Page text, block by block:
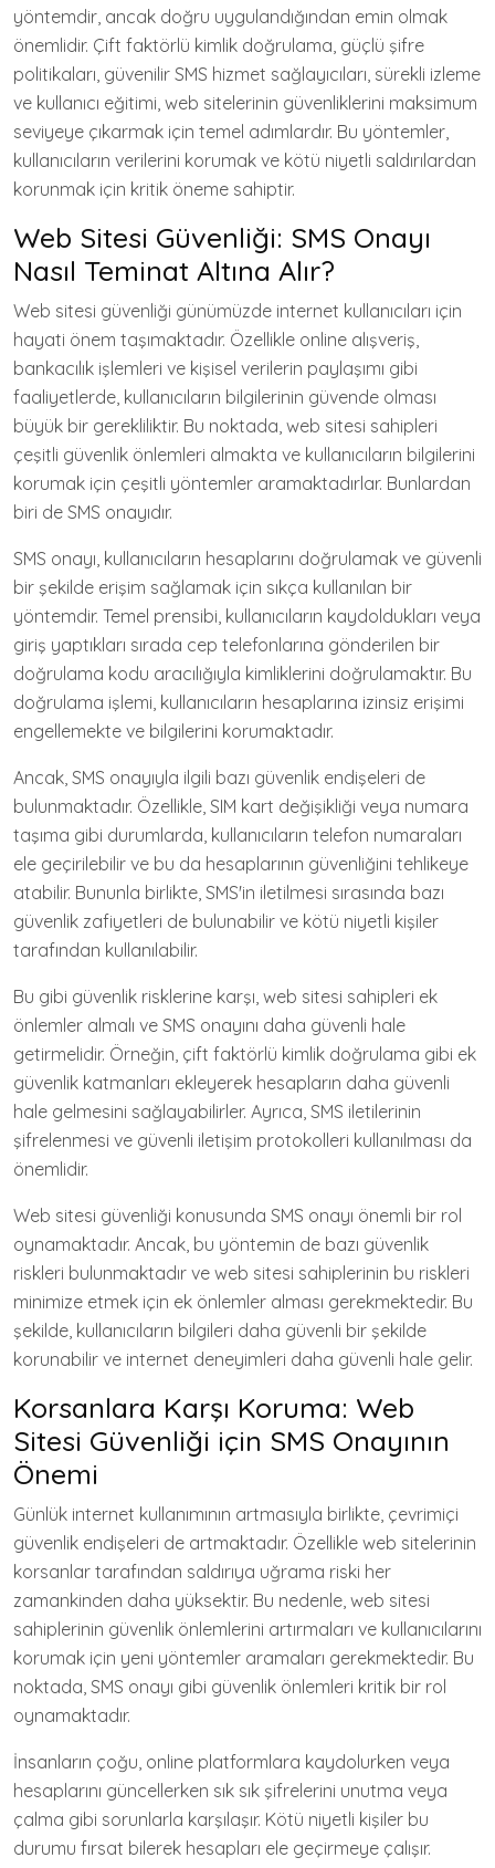
yöntemdir, ancak doğru uygulandığından emin olmak
önemlidir. Çift faktörlü kimlik doğrulama, güçlü şifre
politikaları, güvenilir SMS hizmet sağlayıcıları, sürekli izleme
ve kullanıcı eğitimi, web sitelerinin güvenliklerini maksimum
seviyeye çıkarmak için temel adımlardır. Bu yöntemler,
kullanıcıların verilerini korumak ve kötü niyetli saldırılardan
korunmak için kritik öneme sahiptir.
Web Sitesi Güvenliği: SMS Onayı
Nasıl Teminat Altına Alır?
Web sitesi güvenliği günümüzde internet kullanıcıları için
hayati önem taşımaktadır. Özellikle online alışveriş,
bankacılık işlemleri ve kişisel verilerin paylaşımı gibi
faaliyetlerde, kullanıcıların bilgilerinin güvende olması
büyük bir gerekliliktir. Bu noktada, web sitesi sahipleri
çeşitli güvenlik önlemleri almakta ve kullanıcıların bilgilerini
korumak için çeşitli yöntemler aramaktadırlar. Bunlardan
biri de SMS onayıdır.
SMS onayı, kullanıcıların hesaplarını doğrulamak ve güvenli
bir şekilde erişim sağlamak için sıkça kullanılan bir
yöntemdir. Temel prensibi, kullanıcıların kaydoldukları veya
giriş yaptıkları sırada cep telefonlarına gönderilen bir
doğrulama kodu aracılığıyla kimliklerini doğrulamaktır. Bu
doğrulama işlemi, kullanıcıların hesaplarına izinsiz erişimi
engellemekte ve bilgilerini korumaktadır.
Ancak, SMS onayıyla ilgili bazı güvenlik endişeleri de
bulunmaktadır. Özellikle, SIM kart değişikliği veya numara
taşıma gibi durumlarda, kullanıcıların telefon numaraları
ele geçirilebilir ve bu da hesaplarının güvenliğini tehlikeye
atabilir. Bununla birlikte, SMS'in iletilmesi sırasında bazı
güvenlik zafiyetleri de bulunabilir ve kötü niyetli kişiler
tarafından kullanılabilir.
Bu gibi güvenlik risklerine karşı, web sitesi sahipleri ek
önlemler almalı ve SMS onayını daha güvenli hale
getirmelidir. Örneğin, çift faktörlü kimlik doğrulama gibi ek
güvenlik katmanları ekleyerek hesapların daha güvenli
hale gelmesini sağlayabilirler. Ayrıca, SMS iletilerinin
şifrelenmesi ve güvenli iletişim protokolleri kullanılması da
önemlidir.
Web sitesi güvenliği konusunda SMS onayı önemli bir rol
oynamaktadır. Ancak, bu yöntemin de bazı güvenlik
riskleri bulunmaktadır ve web sitesi sahiplerinin bu riskleri
minimize etmek için ek önlemler alması gerekmektedir. Bu
şekilde, kullanıcıların bilgileri daha güvenli bir şekilde
korunabilir ve internet deneyimleri daha güvenli hale gelir.
Korsanlara Karşı Koruma: Web
Sitesi Güvenliği için SMS Onayının
Önemi
Günlük internet kullanımının artmasıyla birlikte, çevrimiçi
güvenlik endişeleri de artmaktadır. Özellikle web sitelerinin
korsanlar tarafından saldırıya uğrama riski her
zamankinden daha yüksektir. Bu nedenle, web sitesi
sahiplerinin güvenlik önlemlerini artırmaları ve kullanıcılarını
korumak için yeni yöntemler aramaları gerekmektedir. Bu
noktada, SMS onayı gibi güvenlik önlemleri kritik bir rol
oynamaktadır.
İnsanların çoğu, online platformlara kaydolurken veya
hesaplarını güncellerken sık sık şifrelerini unutma veya
çalma gibi sorunlarla karşılaşır. Kötü niyetli kişiler bu
durumu fırsat bilerek hesapları ele geçirmeye çalışır.